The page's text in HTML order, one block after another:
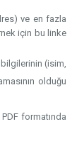
ve en fazla
için bu linke
(isim,
olduğu
formatında